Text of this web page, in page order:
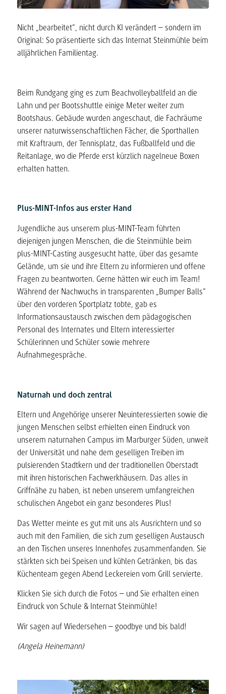
Nicht „bearbeitet“, nicht durch KI verändert – sondern im
Original: So präsentierte sich das Internat Steinmühle beim
alljährlichen Familientag.
Beim Rundgang ging es zum Beachvolleyballfeld an die
Lahn und per Bootsshuttle einige Meter weiter zum
Bootshaus. Gebäude wurden angeschaut, die Fachräume
unserer naturwissenschaftlichen Fächer, die Sporthallen
mit Kraftraum, der Tennisplatz, das Fußballfeld und die
Reitanlage, wo die Pferde erst kürzlich nagelneue Boxen
erhalten hatten.
Plus-MINT-Infos aus erster Hand
Jugendliche aus unserem plus-MINT-Team führten
diejenigen jungen Menschen, die die Steinmühle beim
plus-MINT-Casting ausgesucht hatte, über das gesamte
Gelände, um sie und ihre Eltern zu informieren und offene
Fragen zu beantworten. Gerne hätten wir euch im Team!
Während der Nachwuchs in transparenten „Bumper Balls“
über den vorderen Sportplatz tobte, gab es
Informationsaustausch zwischen dem pädagogischen
Personal des Internates und Eltern interessierter
Schülerinnen und Schüler sowie mehrere
Aufnahmegespräche.
Naturnah und doch zentral
Eltern und Angehörige unserer Neuinteressierten sowie die
jungen Menschen selbst erhielten einen Eindruck von
unserem naturnahen Campus im Marburger Süden, unweit
der Universität und nahe dem geselligen Treiben im
pulsierenden Stadtkern und der traditionellen Oberstadt
mit ihren historischen Fachwerkhäusern. Das alles in
Griffnähe zu haben, ist neben unserem umfangreichen
schulischen Angebot ein ganz besonderes Plus!
Das Wetter meinte es gut mit uns als Ausrichtern und so
auch mit den Familien, die sich zum geselligen Austausch
an den Tischen unseres Innenhofes zusammenfanden. Sie
stärkten sich bei Speisen und kühlen Getränken, bis das
Küchenteam gegen Abend Leckereien vom Grill servierte.
Klicken Sie sich durch die Fotos – und Sie erhalten einen
Eindruck von Schule & Internat Steinmühle!
Wir sagen auf Wiedersehen – goodbye und bis bald!
(Angela Heinemann)